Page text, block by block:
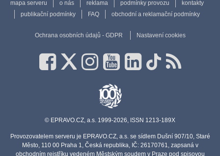
mapa serveru o nás reklama podmínky provozu
kontakty
publikační podmínky
FAQ obchodní a reklamační podmínky
Ochrana osobních údajů - GDPR Nastavení cookies
© EPRAVO.CZ, a.s. 1999-2026, ISSN 1213-189X
Provozovatelem serveru je EPRAVO.CZ, a.s. se sídlem Dušní 907/10, Staré
Město, 110 00 Praha 1, Česká republika, IČ: 26170761, zapsaná v
obchodním rejstříku vedeném Městským soudem v Praze pod spisovou